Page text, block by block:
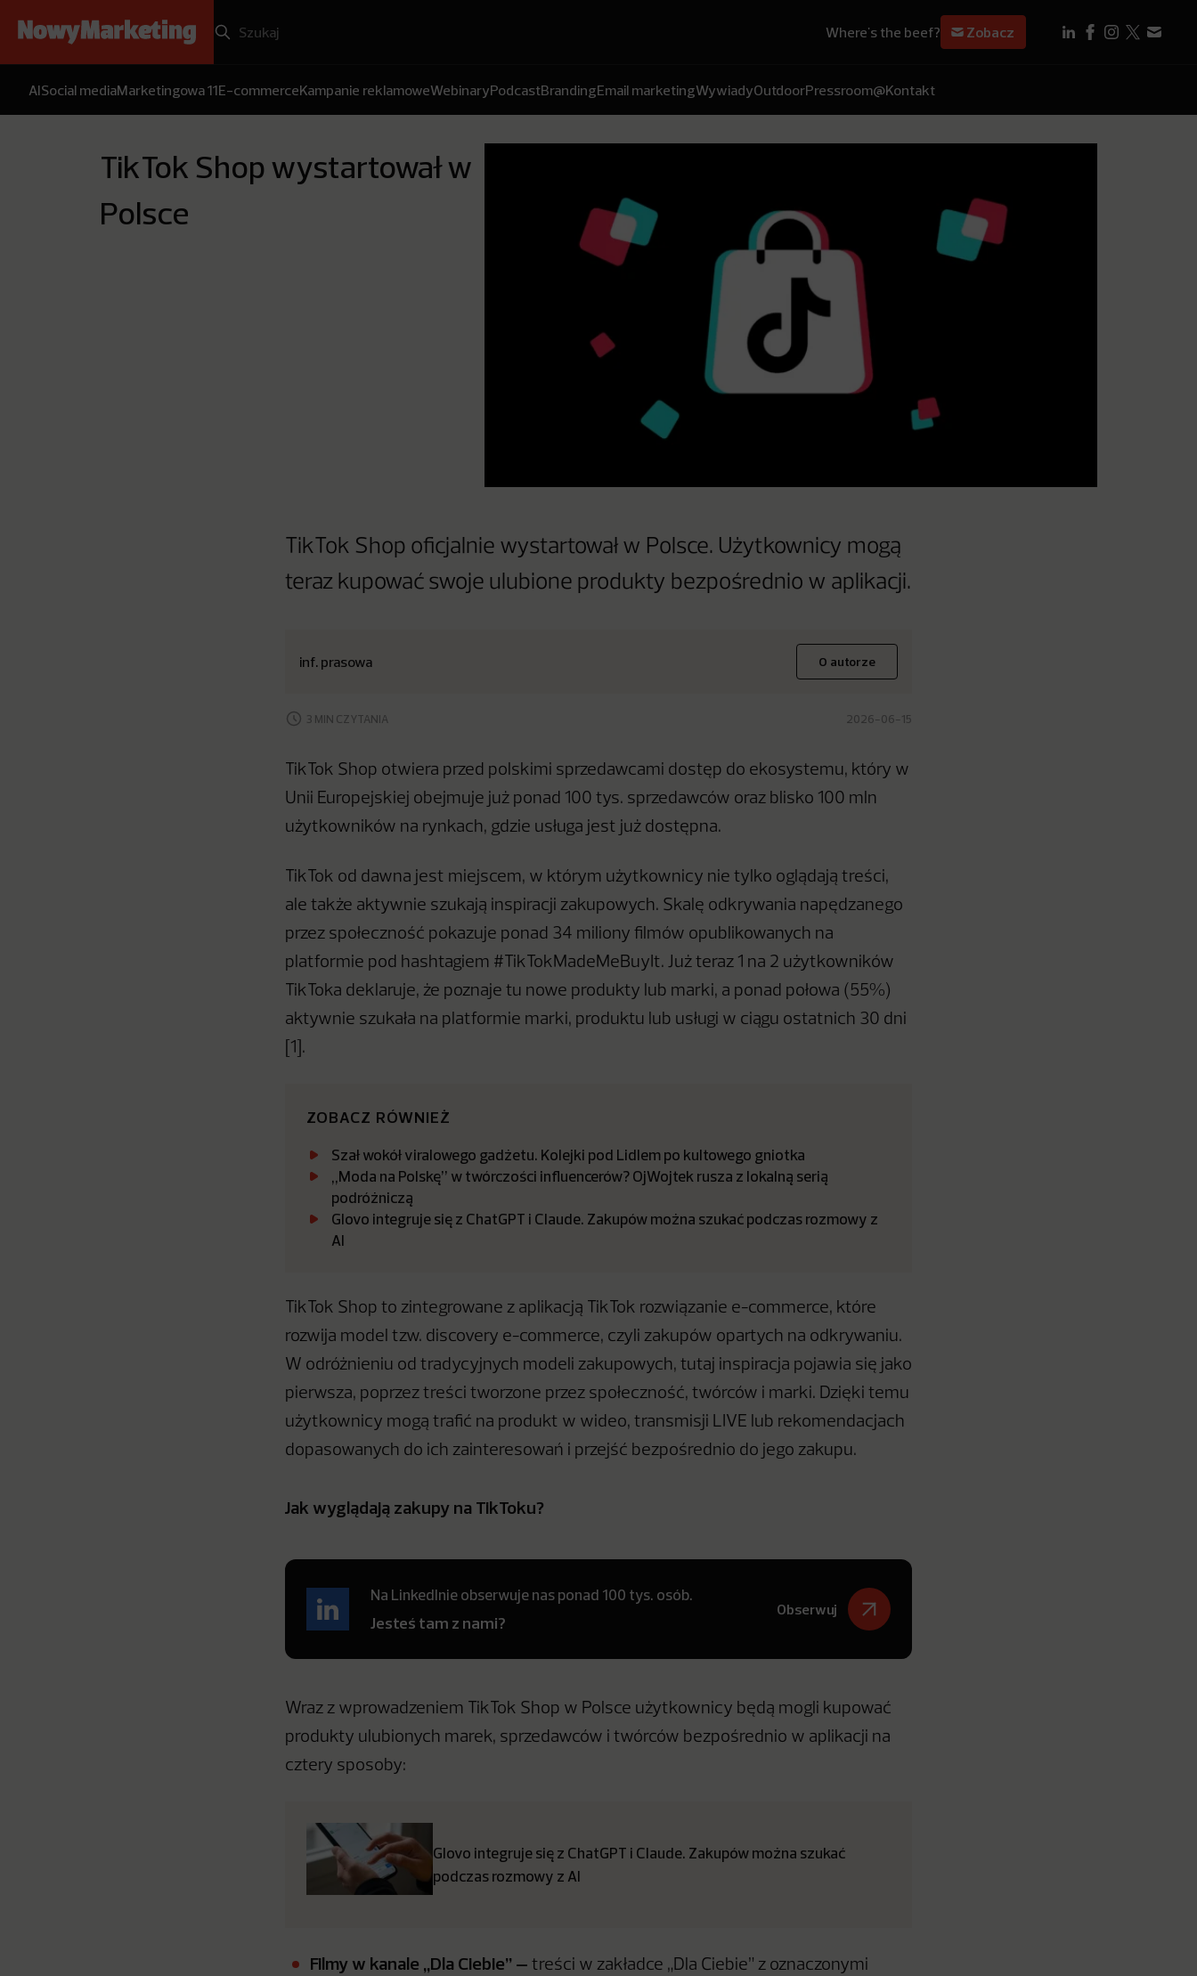
Where's the beef? Zobacz
AISocial mediaMarketingowa 11E-commerceKampanie reklamoweWebinaryPodcastBrandingEmail marketingWywiadyOutdoorPressroom@Kontakt
TikTok Shop wystartował w
Polsce
TikTok Shop oficjalnie wystartował w Polsce. Użytkownicy mogą
teraz kupować swoje ulubione produkty bezpośrednio w aplikacji.
inf. prasowa O autorze
3 MIN CZYTANIA 2026-06-15
TikTok Shop otwiera przed polskimi sprzedawcami dostęp do ekosystemu, który w
Unii Europejskiej obejmuje już ponad 100 tys. sprzedawców oraz blisko 100 mln
użytkowników na rynkach, gdzie usługa jest już dostępna.
TikTok od dawna jest miejscem, w którym użytkownicy nie tylko oglądają treści,
ale także aktywnie szukają inspiracji zakupowych. Skalę odkrywania napędzanego
przez społeczność pokazuje ponad 34 miliony filmów opublikowanych na
platformie pod hashtagiem #TikTokMadeMeBuyIt. Już teraz 1 na 2 użytkowników
TikToka deklaruje, że poznaje tu nowe produkty lub marki, a ponad połowa (55%)
aktywnie szukała na platformie marki, produktu lub usługi w ciągu ostatnich 30 dni
[1].
ZOBACZ RÓWNIEŻ
Szał wokół viralowego gadżetu. Kolejki pod Lidlem po kultowego gniotka
„Moda na Polskę” w twórczości influencerów? OjWojtek rusza z lokalną serią
podróżniczą
Glovo integruje się z ChatGPT i Claude. Zakupów można szukać podczas rozmowy z
AI
TikTok Shop to zintegrowane z aplikacją TikTok rozwiązanie e-commerce, które
rozwija model tzw. discovery e-commerce, czyli zakupów opartych na odkrywaniu.
W odróżnieniu od tradycyjnych modeli zakupowych, tutaj inspiracja pojawia się jako
pierwsza, poprzez treści tworzone przez społeczność, twórców i marki. Dzięki temu
użytkownicy mogą trafić na produkt w wideo, transmisji LIVE lub rekomendacjach
dopasowanych do ich zainteresowań i przejść bezpośrednio do jego zakupu.
Jak wyglądają zakupy na TikToku?
Na LinkedInie obserwuje nas ponad 100 tys. osób.
Jesteś tam z nami?
Obserwuj
Wraz z wprowadzeniem TikTok Shop w Polsce użytkownicy będą mogli kupować
produkty ulubionych marek, sprzedawców i twórców bezpośrednio w aplikacji na
cztery sposoby:
Glovo integruje się z ChatGPT i Claude. Zakupów można szukać
podczas rozmowy z AI
Filmy w kanale „Dla Ciebie” – treści w zakładce „Dla Ciebie” z oznaczonymi